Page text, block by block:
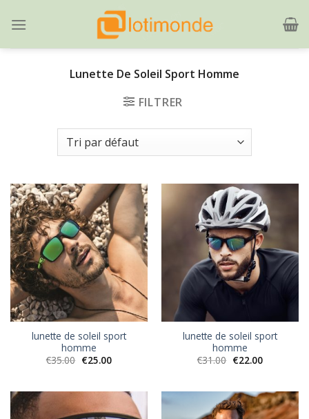
Lunette De Soleil Sport Homme
FILTRER
lunette de soleil sport
homme
€35.00 €25.00
lunette de soleil sport
homme
€31.00 €22.00